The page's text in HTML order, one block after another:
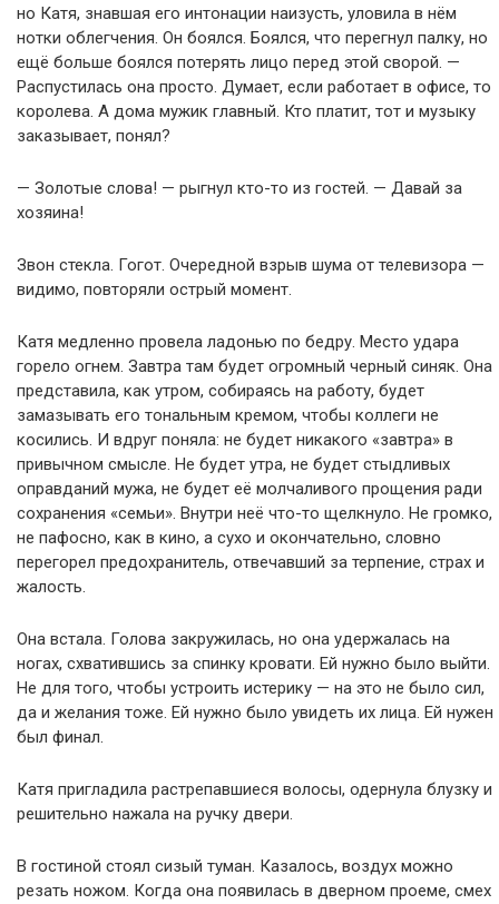
но Катя, знавшая его интонации наизусть, уловила в нём
нотки облегчения. Он боялся. Боялся, что перегнул палку, но
ещё больше боялся потерять лицо перед этой сворой. —
Распустилась она просто. Думает, если работает в офисе, то
королева. А дома мужик главный. Кто платит, тот и музыку
заказывает, понял?
— Золотые слова! — рыгнул кто-то из гостей. — Давай за
хозяина!
Звон стекла. Гогот. Очередной взрыв шума от телевизора —
видимо, повторяли острый момент.
Катя медленно провела ладонью по бедру. Место удара
горело огнем. Завтра там будет огромный черный синяк. Она
представила, как утром, собираясь на работу, будет
замазывать его тональным кремом, чтобы коллеги не
косились. И вдруг поняла: не будет никакого «завтра» в
привычном смысле. Не будет утра, не будет стыдливых
оправданий мужа, не будет её молчаливого прощения ради
сохранения «семьи». Внутри неё что-то щелкнуло. Не громко,
не пафосно, как в кино, а сухо и окончательно, словно
перегорел предохранитель, отвечавший за терпение, страх и
жалость.
Она встала. Голова закружилась, но она удержалась на
ногах, схватившись за спинку кровати. Ей нужно было выйти.
Не для того, чтобы устроить истерику — на это не было сил,
да и желания тоже. Ей нужно было увидеть их лица. Ей нужен
был финал.
Катя пригладила растрепавшиеся волосы, одернула блузку и
решительно нажала на ручку двери.
В гостиной стоял сизый туман. Казалось, воздух можно
резать ножом. Когда она появилась в дверном проеме, смех